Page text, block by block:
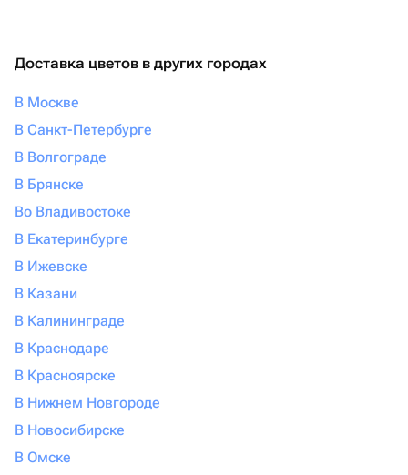
Доставка цветов в других городах
В Москве
В Санкт-Петербурге
В Волгограде
В Брянске
Во Владивостоке
В Екатеринбурге
В Ижевске
В Казани
В Калининграде
В Краснодаре
В Красноярске
В Нижнем Новгороде
В Новосибирске
В Омске